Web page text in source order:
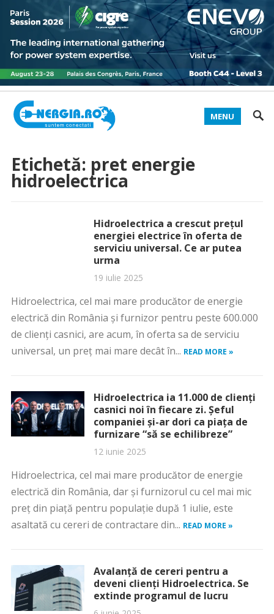
MENU
Etichetă: pret energie
hidroelectrica
Hidroelectrica a crescut prețul
energiei electrice în oferta de
serviciu universal. Ce ar putea
urma
19 iulie 2025
Hidroelectrica, cel mai mare producător de energie
electrică din România și furnizor pentru peste 600.000
de clienți casnici, are acum, în oferta sa de serviciu
universal, un preț mai mare decât în... READ MORE »
Hidroelectrica ia 11.000 de clienți
casnici noi în fiecare zi. Șeful
companiei și-ar dori ca piața de
furnizare “să se echilibreze”
12 iunie 2025
Hidroelectrica, cel mai mare producător de energie
electrică din România, dar și furnizorul cu cel mai mic
preț din piață pentru populație după 1 iulie, este
asaltată cu cereri de contractare din... READ MORE »
Avalanță de cereri pentru a
deveni clienți Hidroelectrica. Se
extinde programul de lucru